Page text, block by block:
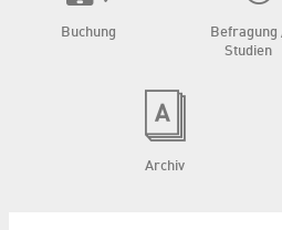
Buchung
Befragung
Studien
Archiv